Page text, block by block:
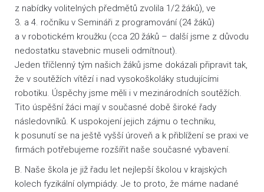
z nabídky volitelných předmětů zvolila 1/2 žáků), ve
3. a 4. ročníku v Semináři z programování (24 žáků)
a v robotickém kroužku (cca 20 žáků – další jsme z důvodu
nedostatku stavebnic museli odmítnout).
Jeden tříčlenný tým našich žáků jsme dokázali připravit tak,
že v soutěžích vítězí i nad vysokoškoláky studujícími
robotiku. Úspěchy jsme měli i v mezinárodních soutěžích.
Tito úspěšní žáci mají v současné době široké řady
následovníků. K uspokojení jejich zájmu o techniku,
k posunutí se na ještě vyšší úroveň a k přiblížení se praxi ve
firmách potřebujeme rozšířit naše současné vybavení.
B. Naše škola je již řadu let nejlepší školou v krajských
kolech fyzikální olympiády. Je to proto, že máme nadané